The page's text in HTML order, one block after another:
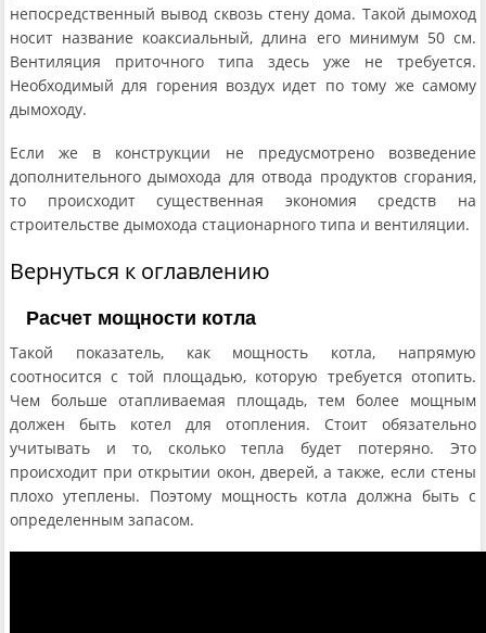
непосредственный вывод сквозь стену дома. Такой дымоход
носит название коаксиальный, длина его минимум 50 см.
Вентиляция приточного типа здесь уже не требуется.
Необходимый для горения воздух идет по тому же самому
дымоходу.
Если же в конструкции не предусмотрено возведение
дополнительного дымохода для отвода продуктов сгорания,
то происходит существенная экономия средств на
строительстве дымохода стационарного типа и вентиляции.
Вернуться к оглавлению
Расчет мощности котла
Такой показатель, как мощность котла, напрямую
соотносится с той площадью, которую требуется отопить.
Чем больше отапливаемая площадь, тем более мощным
должен быть котел для отопления. Стоит обязательно
учитывать и то, сколько тепла будет потеряно. Это
происходит при открытии окон, дверей, а также, если стены
плохо утеплены. Поэтому мощность котла должна быть с
определенным запасом.